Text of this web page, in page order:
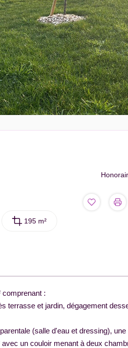
195 m²
comprenant :
terrasse et jardin, dégagement
(salle d'eau et dressing),
un couloir menant à deux